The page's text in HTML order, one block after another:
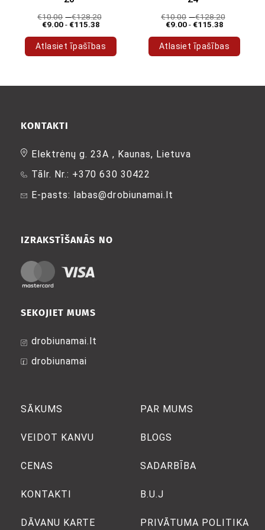
€10.00 -€128.20
€9.00-€115.38
Atlasiet īpašības
ir
izvēlēties
produkta
lapā
€10.00 -€128.20
€9.00-€115.38
Atlasiet īpašības
ir
SĀKUMS
VEIDOT KANVU
CENAS
KONTAKTI
DĀVANU KARTE
PAR MUMS
BLOGS
SADARBĪBA
B.U.J
PRIVĀTUMA POLITIKA
SEKOJIET MUMS
drobiunamai.lt
drobiunamai
IZRAKSTĪŠANĀS NO
KONTAKTI
Elektrėnų g. 23A , Kaunas, Lietuva
Tālr. Nr.: +370 630 30422
E-pasts: labas@drobiunamai.lt